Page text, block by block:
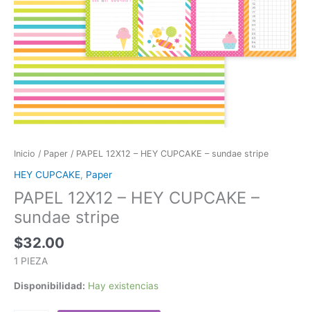
Inicio / Paper / PAPEL 12X12 – HEY CUPCAKE – sundae stripe
HEY CUPCAKE, Paper
PAPEL 12X12 – HEY CUPCAKE –
sundae stripe
$32.00
1 PIEZA
Disponibilidad: Hay existencias